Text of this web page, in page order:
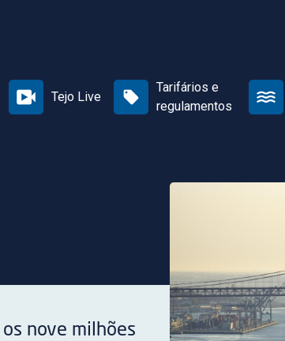
Tejo Live
Tarifários e
regulamentos
nove milhões